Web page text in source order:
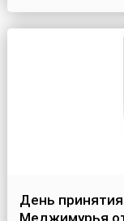
День